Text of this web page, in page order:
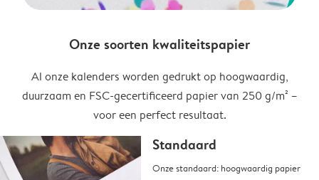
Onze soorten kwaliteitspapier
Al onze kalenders worden gedrukt op hoogwaardig,
duurzaam en FSC-gecertificeerd papier van 250 g/m² –
voor een perfect resultaat.
Standaard
Onze standaard: hoogwaardig papier